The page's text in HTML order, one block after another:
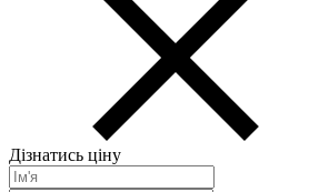
Дізнатись ціну